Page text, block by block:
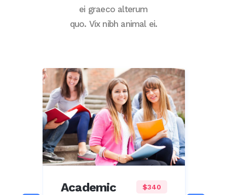
ei graeco alterum
quo. Vix nibh animal ei.
Psychology $170